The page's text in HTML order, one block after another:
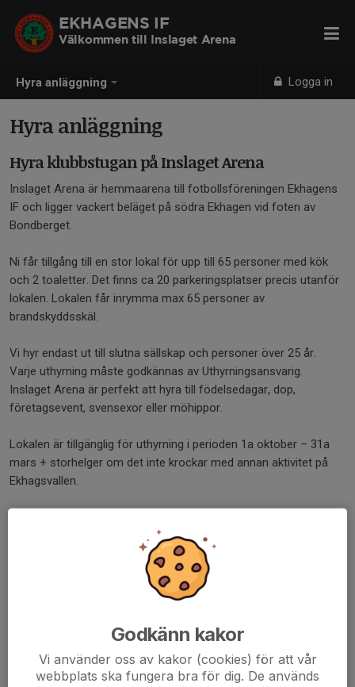
Hyra anläggning Logga in
EKHAGENS IF
Välkommen till Inslaget Arena
Hyra anläggning
Hyra klubbstugan på Inslaget Arena
Inslaget Arena är hemmaarena till fotbollsföreningen Ekhagens
IF och ligger vackert beläget på södra Ekhagen vid foten av
Bondberget.
Ni får tillgång till en stor lokal för upp till 65 personer med kök
och 2 toaletter. Det finns ca 20 parkeringsplatser precis utanför
lokalen. Lokalen får inrymma max 65 personer av
brandskyddsskäl.
Vi hyr endast ut till slutna sällskap och personer över 25 år.
Varje uthyrning måste godkännas av Uthyrningsansvarig.
Inslaget Arena är perfekt att hyra till födelsedagar, dop,
företagsevent, svensexor eller möhippor.
Lokalen är tillgänglig för uthyrning i perioden 1a oktober – 31a
mars + storhelger om det inte krockar med annan aktivitet på
Ekhagsvallen.
. Där finns även kontaktinformation.
Mvh Linus Lindberg, Uthyrningsansvarig klubbstuga Ekhagens IF
Godkänn kakor
Vi använder oss av kakor (cookies) för att vår
webbplats ska fungera bra för dig. De används